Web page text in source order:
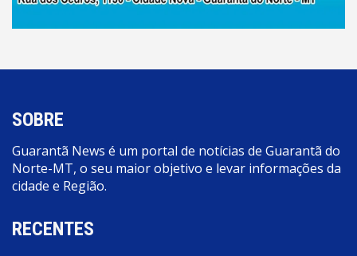
SOBRE
Guarantã News é um portal de notícias de Guarantã do
Norte-MT, o seu maior objetivo e levar informações da
cidade e Região.
RECENTES